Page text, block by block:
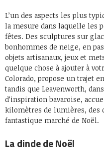
L’un des aspects les plus
la mesure dans laquelle les
fêtes. Des sculptures sur
bonhommes de neige, en
objets artisanaux, jeux et
quelque chose à ajouter à
Colorado, propose un trajet
tandis que Leavenworth,
d’inspiration bavaroise,
kilomètres de lumières, des
fantastique marché de Noël.
La dinde de Noël